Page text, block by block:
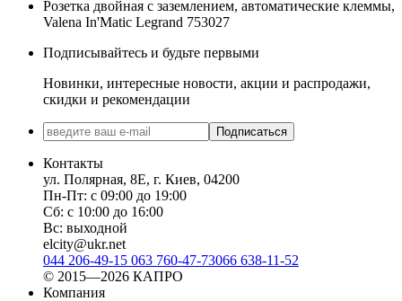
Розетка двойная с заземлением, автоматические клеммы,
Valena In'Matic Legrand 753027
Подписывайтесь и будьте первыми
Новинки, интересные новости, акции и распродажи,
скидки и рекомендации
Подписаться
Контакты
ул. Полярная, 8Е, г. Киев, 04200
Пн-Пт: с 09:00 до 19:00
Сб: с 10:00 до 16:00
Вс: выходной
elcity@ukr.net
044 206-49-15 063 760-47-73066 638-11-52
© 2015—2026 КАПРО
Компания